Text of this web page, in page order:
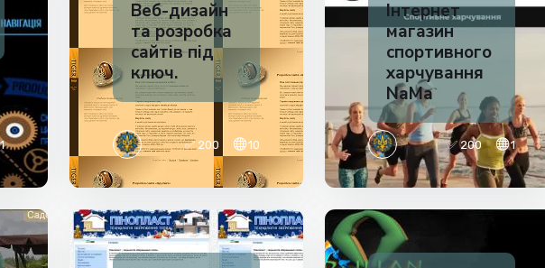
Веб-дизайн
та розробка
сайтів під
ключ.
✅ 200 10
Інтернет
магазин
спортивного
харчування
NaMa
✅ 200 1